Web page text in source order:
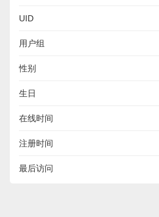
UID
用户组
性别
生日
在线时间
注册时间
最后访问